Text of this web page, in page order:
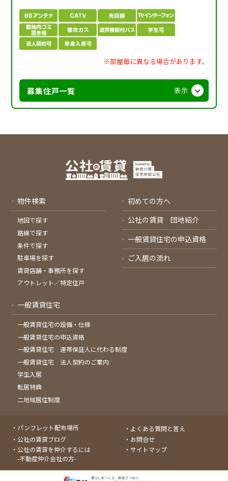
※部屋毎に異なる場合があります。
募集住戸一覧 表示
物件検索
地図で探す
路線で探す
条件で探す
駐車場を探す
賃貸店舗・事務所を探す
アウトレット／特定住戸
初めての方へ
公社の賃貸 団地紹介
一般賃貸住宅の申込資格
ご入居の流れ
一般賃貸住宅
一般賃貸住宅の設備・仕様
一般賃貸住宅の申込資格
一般賃貸住宅 連帯保証人に代わる制度
一般賃貸住宅 法人契約のご案内
学生入居
転居特典
二地域居住制度
パンフレット配布場所
よくある質問と答え
公社の賃貸ブログ
お問合せ
公社の賃貸を仲介するには
-不動産仲介会社の方-
サイトマップ